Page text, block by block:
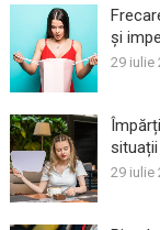
și
29 iulie
29 iulie